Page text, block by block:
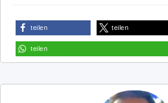
teilen teilen
teilen